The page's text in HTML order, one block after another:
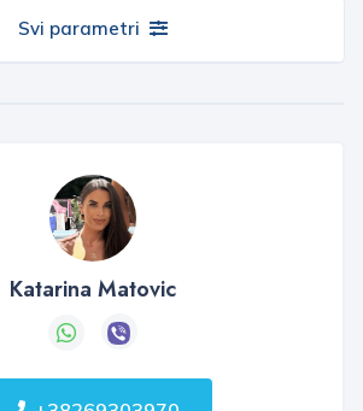
Svi parametri
Katarina Matovic